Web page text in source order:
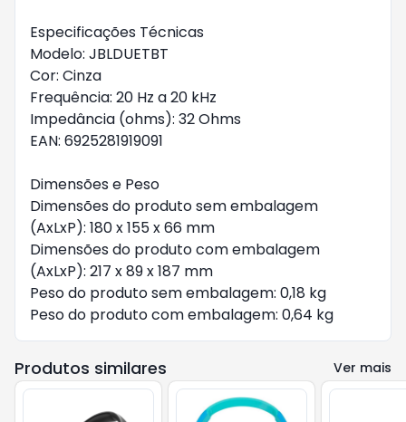
Especificações Técnicas
Modelo: JBLDUETBT
Cor: Cinza
Frequência: 20 Hz a 20 kHz
Impedância (ohms): 32 Ohms
EAN: 6925281919091
Dimensões e Peso
Dimensões do produto sem embalagem
(AxLxP): 180 x 155 x 66 mm
Dimensões do produto com embalagem
(AxLxP): 217 x 89 x 187 mm
Peso do produto sem embalagem: 0,18 kg
Peso do produto com embalagem: 0,64 kg
Produtos similares Ver mais